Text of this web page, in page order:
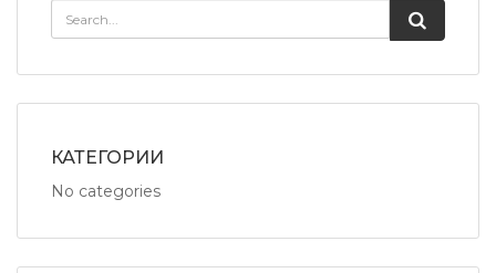
КАТЕГОРИИ
No categories